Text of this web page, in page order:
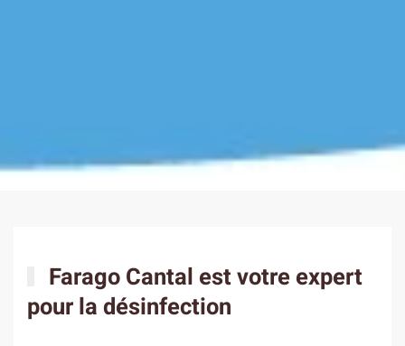
Farago Cantal est votre expert
pour la désinfection